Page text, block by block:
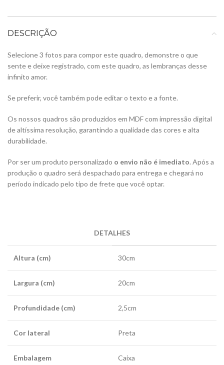
DESCRIÇÃO
Selecione 3 fotos para compor este quadro, demonstre o que
sente e deixe registrado, com este quadro, as lembranças desse
infinito amor.
Se preferir, você também pode editar o texto e a fonte.
Os nossos quadros são produzidos em MDF com impressão digital
de altíssima resolução, garantindo a qualidade das cores e alta
durabilidade.
Por ser um produto personalizado o envio não é imediato. Após a
produção o quadro será despachado para entrega e chegará no
período indicado pelo tipo de frete que você optar.
DETALHES
Altura (cm) 30cm
Largura (cm) 20cm
Profundidade (cm) 2,5cm
Cor lateral Preta
Embalagem Caixa